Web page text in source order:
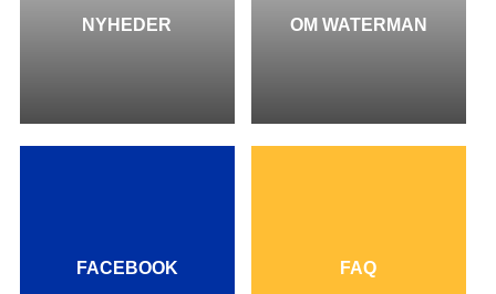
NYHEDER OM WATERMAN
FACEBOOK FAQ